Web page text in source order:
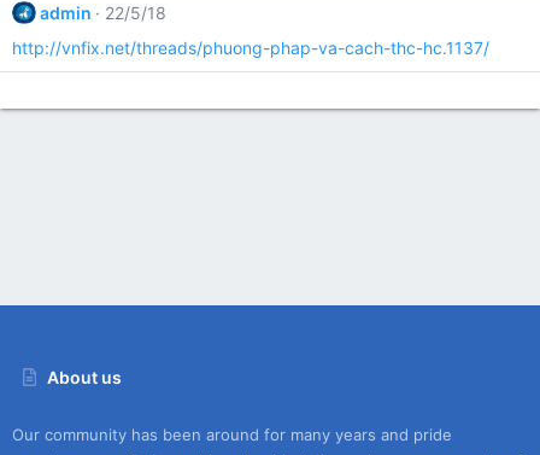
admin
22/5/18
http://vnfix.net/threads/phuong-phap-va-cach-thc-hc.1137/
About us
Our community has been around for many years and pride